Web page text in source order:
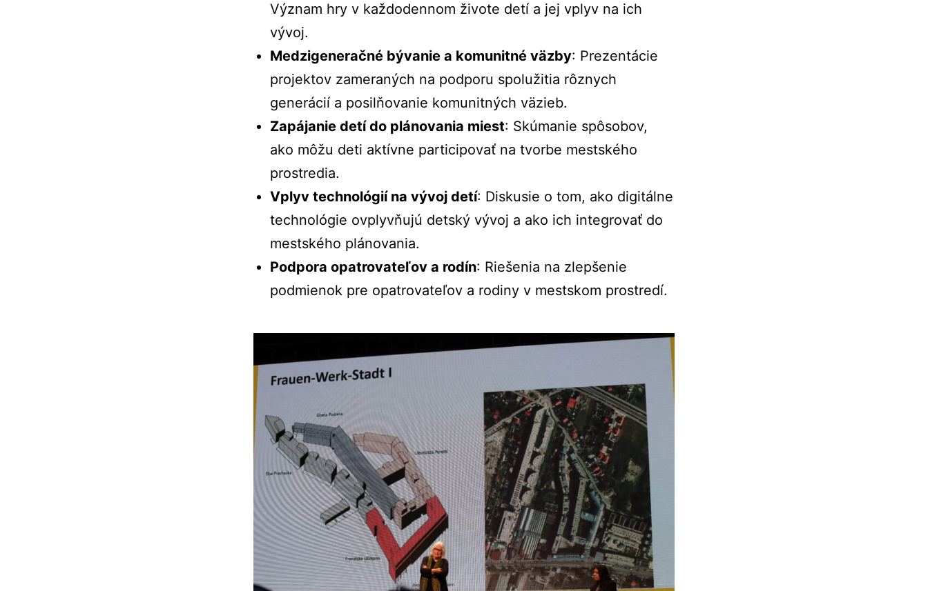
Význam hry v každodennom živote detí a jej vplyv na ich
vývoj.
Medzigeneračné bývanie a komunitné väzby: Prezentácie
projektov zameraných na podporu spolužitia rôznych
generácií a posilňovanie komunitných väzieb.
Zapájanie detído plánovania miest: Skúmanie spôsobov,
ako môžu deti aktívne participovať na tvorbe mestského
prostredia.
Vplyv technológií na vývoj detí: Diskusie o tom, ako digitálne
technológie ovplyvňujú detský vývoj a ako ich integrovať do
mestského plánovania.
Podpora opatrovateľov a rodín: Riešenia na zlepšenie
podmienok pre opatrovateľov a rodiny v mestskom prostredí.